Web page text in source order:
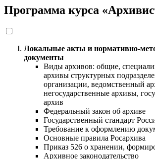
Программа курса
Локальные акты и нормативно-
документы
Виды архивов: общие,
архивы структурных
организации, ведомственный
негосударственные архивы,
архив
Федеральный закон об архиве
Государственный стандарт
Требование к оформлению
Основные правила Росархива
Приказ 526 о хранении,
Архивное законодательство